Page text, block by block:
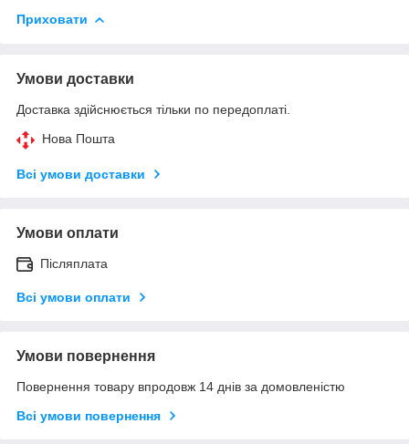
Приховати
Умови доставки
Доставка здійснюється тільки по передоплаті.
Нова Пошта
Всі умови доставки
Умови оплати
Післяплата
Всі умови оплати
Умови повернення
Повернення товару впродовж 14 днів за домовленістю
Всі умови повернення